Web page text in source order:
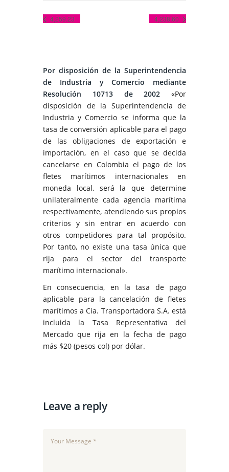
4,259.23 4,238.60
Por disposición de la Superintendencia
de Industria y Comercio mediante
Resolución 10713 de 2002 «Por
disposición de la Superintendencia de
Industria y Comercio se informa que la
tasa de conversión aplicable para el pago
de las obligaciones de exportación e
importación, en el caso que se decida
cancelarse en Colombia el pago de los
fletes marítimos internacionales en
moneda local, será la que determine
unilateralmente cada agencia marítima
respectivamente, atendiendo sus propios
criterios y sin entrar en acuerdo con
otros competidores para tal propósito.
Por tanto, no existe una tasa única que
rija para el sector del transporte
marítimo internacional».
En consecuencia, en la tasa de pago
aplicable para la cancelación de fletes
marítimos a Cia. Transportadora S.A. está
incluida la Tasa Representativa del
Mercado que rija en la fecha de pago
más $20 (pesos col) por dólar.
Leave a reply